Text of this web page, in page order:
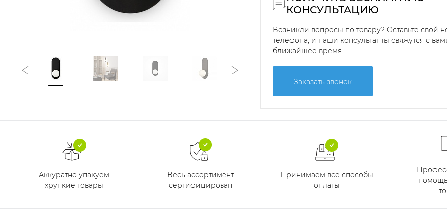
КОНСУЛЬТАЦИЮ
Возникли вопросы по товару? Оставьте свой
телефона, и наши консультанты свяжутся с
ближайшее время
Заказать звонок
Аккуратно упакуем
хрупкие товары
Весь ассортимент
сертифицирован
Принимаем все способы
оплаты